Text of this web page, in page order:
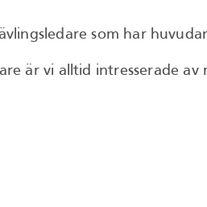
som har
är vi alltid intresserade av